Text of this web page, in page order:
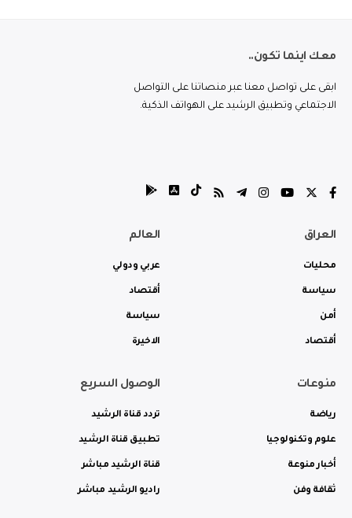
معك اينما تكون..
ابقى على تواصل معنا عبر منصاتنا على التواصل
الاجتماعي وتطبيق الرشيد على الهواتف الذكية.
العراق
محليات
سياسة
أمن
أقتصاد
العالم
عربي ودولي
أقتصاد
سياسة
الاخيرة
منوعات
رياضة
علوم وتكنولوجيا
أخبار منوعة
ثقافة وفن
الوصول السريع
تردد قناة الرشيد
تطبيق قناة الرشيد
قناة الرشيد مباشر
راديو الرشيد مباشر